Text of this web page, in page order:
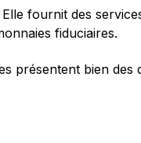
fournit des
fiduciaires.
présentent bien des